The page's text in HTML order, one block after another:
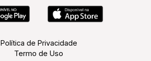
Política de Privacidade
Termo de Uso